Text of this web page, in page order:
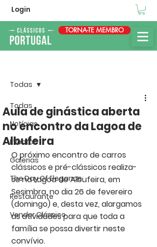
Login
TORNA-TE MEMBRO
Todas
Notícias
Eventos
Galerias
The Day Of Elegance
Restaurante
Vender Clássico
Todas
Aula de ginástica aberta
no encontro da Lagoa de
Albufeira
O próximo encontro de carros
clássicos e pré-clássicos realiza-
se na Lagoa de Albufeira, em
Sesimbra, no dia 26 de fevereiro
(domingo) e, desta vez, alargamos
as atividades para que toda a
família se possa divertir neste
convívio.